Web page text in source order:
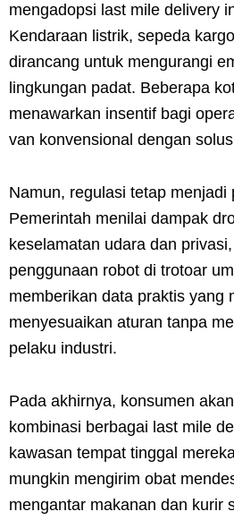
mengadopsi last mile delivery
Kendaraan listrik, sepeda
dirancang untuk mengurangi
lingkungan padat. Beberapa
menawarkan insentif bagi
van konvensional dengan
Namun, regulasi tetap menjadi
Pemerintah menilai dampak
keselamatan udara dan
penggunaan robot di trotoar
memberikan data praktis yang
menyesuaikan aturan tanpa
pelaku industri.
Pada akhirnya, konsumen
kombinasi berbagai last mile
kawasan tempat tinggal
mungkin mengirim obat
mengantar makanan dan kurir